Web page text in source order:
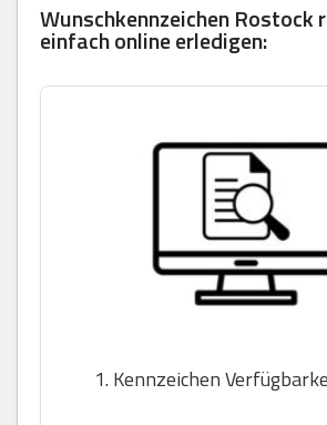
Wunschkennzeichen Rostock
einfach online erledigen:
1. Kennzeichen